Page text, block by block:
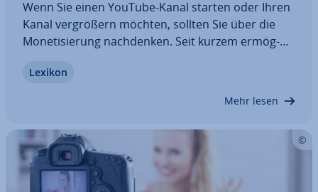
Wenn Sie einen YouTube-Kanal starten oder Ihren
Kanal ver­grö­ßern möchten, sollten Sie über die
Mo­ne­ti­sie­rung nach­den­ken. Seit kurzem er­mög­
YouTuber meist durch Werbung oder externe
Lexikon
Mehr lesen